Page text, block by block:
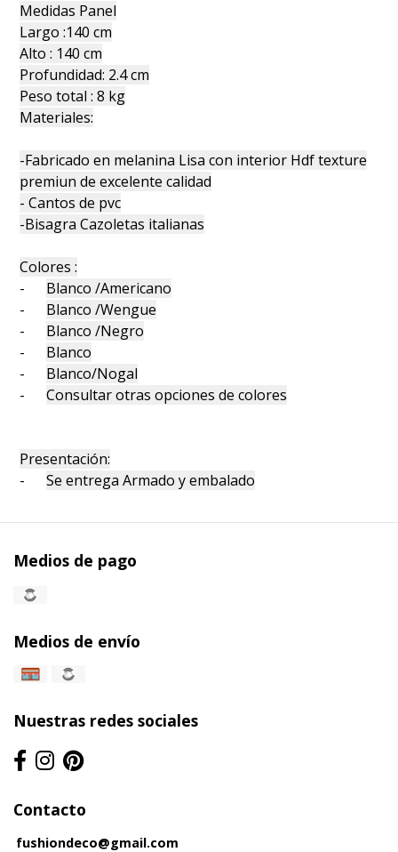
Medidas Panel
Largo :140 cm
Alto : 140 cm
Profundidad: 2.4 cm
Peso total : 8 kg
Materiales:
-Fabricado en melanina Lisa con interior Hdf texture
premiun de excelente calidad
- Cantos de pvc
-Bisagra Cazoletas italianas
Colores :
- Blanco /Americano
- Blanco /Wengue
- Blanco /Negro
- Blanco
- Blanco/Nogal
-Consultar otras opciones de colores
Presentación:
-Se entrega Armado y embalado
Medios de pago
Medios de envío
Nuestras redes sociales
Contacto
fushiondeco@gmail.com